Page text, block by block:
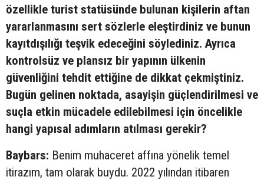
özellikle turist statüsünde bulunan kişilerin aftan
yararlanmasını sert sözlerle eleştirdiniz ve bunun
kayıtdışılığı teşvik edeceğini söylediniz. Ayrıca
kontrolsüz ve plansız bir yapının ülkenin
güvenliğini tehdit ettiğine de dikkat çekmiştiniz.
Bugün gelinen noktada, asayişin güçlendirilmesi ve
suçla etkin mücadele edilebilmesi için öncelikle
hangi yapısal adımların atılması gerekir?
Baybars: Benim muhaceret affına yönelik temel
itirazım, tam olarak buydu. 2022 yılından itibaren